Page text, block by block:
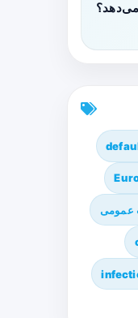
می‌دهد؟
عمومی